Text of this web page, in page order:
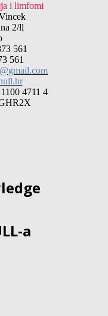
i limfomi
2/ll
561
561
4711 4
a